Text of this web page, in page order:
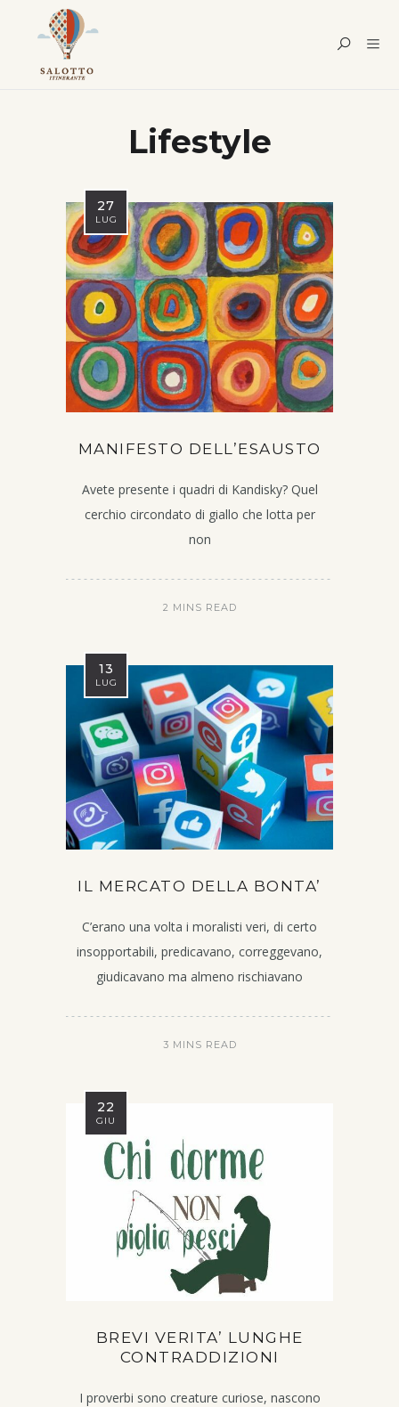
Lifestyle
27
LUG
MANIFESTO DELL’ESAUSTO
Avete presente i quadri di Kandisky? Quel
cerchio circondato di giallo che lotta per
non
2 MINS READ
13
LUG
IL MERCATO DELLA BONTA’
C’erano una volta i moralisti veri, di certo
insopportabili, predicavano, correggevano,
giudicavano ma almeno rischiavano
3 MINS READ
22
GIU
BREVI VERITA’ LUNGHE
CONTRADDIZIONI
I proverbi sono creature curiose, nascono